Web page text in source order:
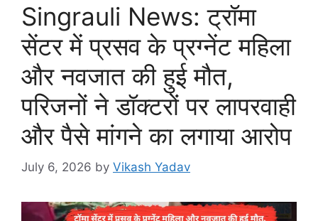
Singrauli News: ट्रॉमा
सेंटर में प्रसव के प्रग्नेंट महिला
और नवजात की हुई मौत,
परिजनों ने डॉक्टरों पर लापरवाही
और पैसे मांगने का लगाया आरोप
July 6, 2026 by Vikash Yadav